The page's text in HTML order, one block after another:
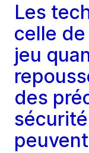
Les
celle
jeu
des